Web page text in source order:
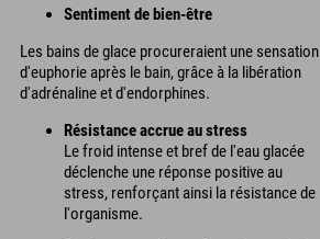
Sentiment de bien-être
Les bains de glace procureraient une sensation
d'euphorie après le bain, grâce à la libération
d'adrénaline et d'endorphines.
Résistance accrue au stress
Le froid intense et bref de l'eau glacée
déclenche une réponse positive au
stress, renforçant ainsi la résistance de
l'organisme.